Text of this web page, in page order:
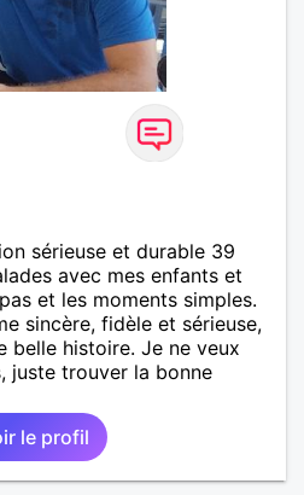
sérieuse et durable 39
avec mes enfants et
et les moments simples.
sincère, fidèle et sérieuse,
belle histoire. Je ne veux
juste trouver la bonne
le profil